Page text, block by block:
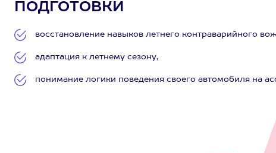
ПОДГОТОВКИ
восстановление навыков летнего контраварийного
адаптация к летнему сезону,
понимание логики поведения своего автомобиля на